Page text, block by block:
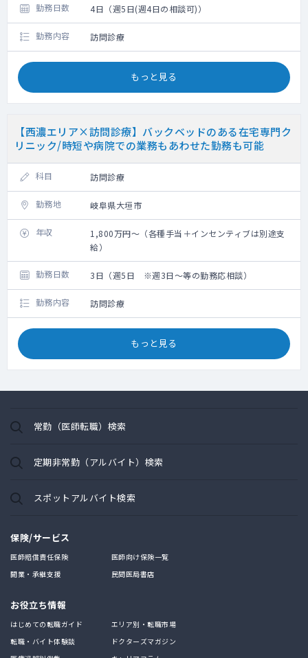
勤務日数 4日（週5日(週4日の相談可)）
勤務内容 訪問診療
もっと見る
【西濃エリア×訪問診療】バックベッドのある在宅専門ク
リニック/時短や病院での業務もあわせた勤務も可能
科目 訪問診療
勤務地 岐阜県大垣市
年収
1,800万円～（各種手当＋インセンティブは別途支
給）
勤務日数 3日（週5日 ※週3日～等の勤務応相談）
勤務内容 訪問診療
もっと見る
常勤（医師転職）検索
定期非常勤（アルバイト）検索
スポットアルバイト検索
保険/サービス
医師賠償責任保険
医師向け保険一覧
開業・承継支援
民間医局書店
お役立ち情報
はじめての転職ガイド
エリア別・転職市場
転職・バイト体験談
ドクターズマガジン